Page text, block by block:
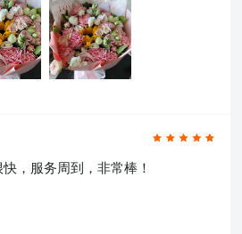
，服务周到，非常棒！